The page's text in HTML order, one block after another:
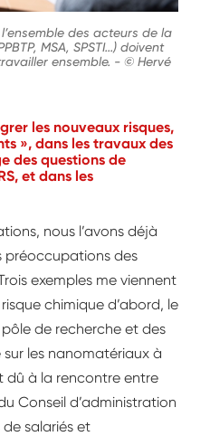
des acteurs de la
MSA, SPSTI...) doivent
ensemble. - © Hervé
les nouveaux risques,
», dans les travaux des
des questions de
et dans les
nous l’avons déjà
des
exemples me viennent
chimique d’abord, le
de recherche et des
les nanomatériaux à
dû à la rencontre entre
Conseil d’administration
salariés et